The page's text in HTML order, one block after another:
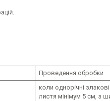
Проведення обробки
коли однорічні
листя мінімум 5 см, а